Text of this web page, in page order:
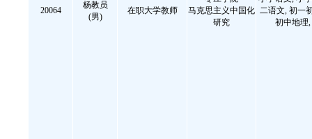
20064
杨教员
(男)
在职大学教师
马克思主义中国化
研究
二语文, 初一
初中地理